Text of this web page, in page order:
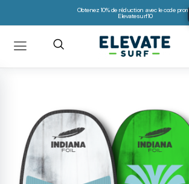
Obtenez 10% de réduction avec le code promo:
Elevatesurf10